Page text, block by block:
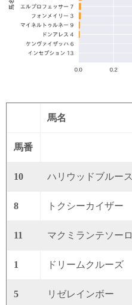
馬名
馬番
10 ハリウッドブルース
8 トクシーカイザー
11 マクミランテソーロ
1 ドリームクルーズ
5 リゼレインボー